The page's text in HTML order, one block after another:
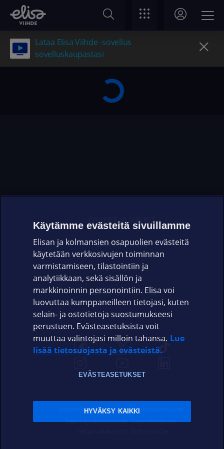
Lataa Elisa Viihde -sovellus
sovelluskaupastasi
OHJEET JA VINKIT
OMAYHTEISÖ
VIANSELVITYS
ASIAKASPALVELU
ELISA.FI
Sopimusehdot Tietosuoja Evästeasetukset
Sääntelyviranomaiset Saavutettavuus
Käytämme evästeitä sivuillamme
Elisan ja kolmansien osapuolien evästeitä
käytetään verkkosivujen toiminnan
varmistamiseen, tilastointiin ja
analytiikkaan, sekä sisällön ja
markkinoinnin personointiin. Elisa voi
luovuttaa kumppaneilleen tietojasi, kuten
selain- ja ostotietoja suostumukseesi
perustuen. Evästeasetuksista voit
muuttaa valintojasi milloin tahansa. Lue
lisää tietosuojasta ja evästeistä.
EVÄSTEASETUKSET
HYVÄKSY KAIKKI